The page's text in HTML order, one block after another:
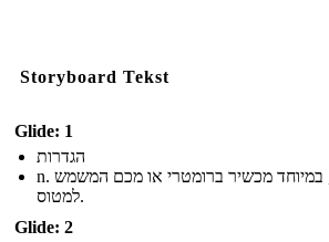
Storyboard Tekst
Glide: 1
הגדרות
n. מכשיר לקביעת הגובה מושגת, במיוחד מכשיר ברומטרי או מכם המשמש
למטוס.
Glide: 2